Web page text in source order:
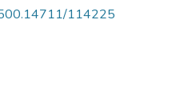
114225